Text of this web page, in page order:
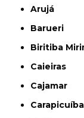
Arujá
Barueri
Biritiba
Caieiras
Cajamar
Carapicuíba